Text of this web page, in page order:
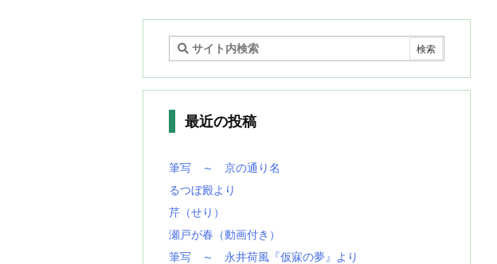
最近の投稿
筆写 ～ 京の通り名
るつぼ殿より
芹（せり）
瀬戸が春（動画付き）
筆写 ～ 永井荷風『仮寐の夢』より